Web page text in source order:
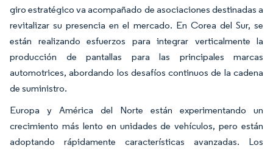
giro estratégico va acompañado de asociaciones destinadas a
revitalizar su presencia en el mercado. En Corea del Sur, se
están realizando esfuerzos para integrar verticalmente la
producción de pantallas para las principales marcas
automotrices, abordando los desafíos continuos de la cadena
de suministro.
Europa y América del Norte están experimentando un
crecimiento más lento en unidades de vehículos, pero están
adoptando rápidamente características avanzadas. Los